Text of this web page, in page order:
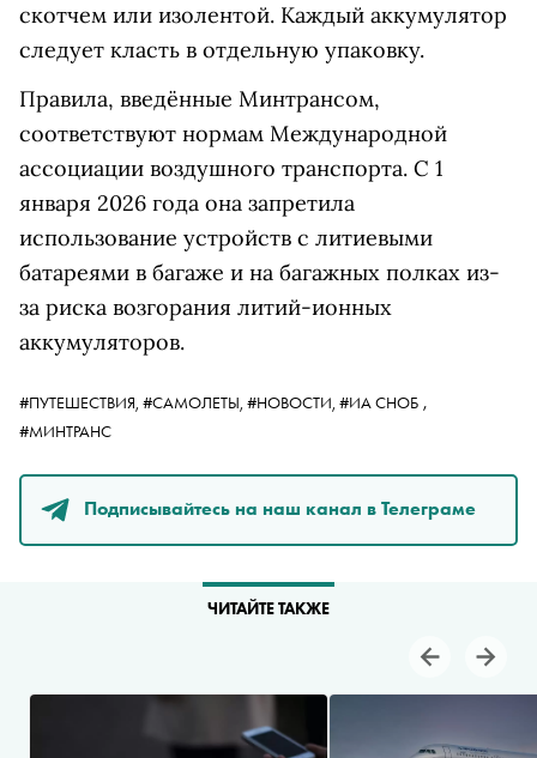
скотчем или изолентой. Каждый аккумулятор
следует класть в отдельную упаковку.
Правила, введённые Минтрансом,
соответствуют нормам Международной
ассоциации воздушного транспорта. С 1
января 2026 года она запретила
использование устройств с литиевыми
батареями в багаже и на багажных полках из-
за риска возгорания литий-ионных
аккумуляторов.
#ПУТЕШЕСТВИЯ, #САМОЛЕТЫ, #НОВОСТИ, #ИА СНОБ ,
#МИНТРАНС
Подписывайтесь на наш канал в Телеграме
ЧИТАЙТЕ ТАКЖЕ